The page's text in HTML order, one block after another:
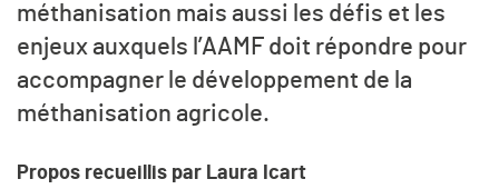
méthanisation mais aussi les défis et les
enjeux auxquels l’AAMF doit répondre pour
accompagner le développement de la
méthanisation agricole.
Propos recueillis par Laura Icart